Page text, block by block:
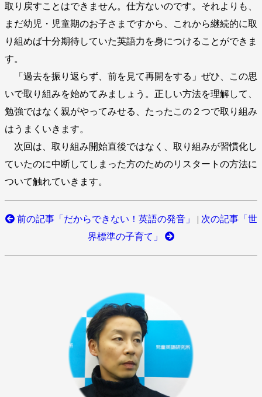
取り戻すことはできません。仕方ないのです。それよりも、
まだ幼児・児童期のお子さまですから、これから継続的に取
り組めば十分期待していた英語力を身につけることができま
す。
「過去を振り返らず、前を見て再開をする」ぜひ、この思
いで取り組みを始めてみましょう。正しい方法を理解して、
勉強ではなく親がやってみせる、たったこの２つで取り組み
はうまくいきます。
次回は、取り組み開始直後ではなく、取り組みが習慣化し
ていたのに中断してしまった方のためのリスタートの方法に
ついて触れていきます。
前の記事「だからできない！英語の発音」 | 次の記事「世
界標準の子育て」